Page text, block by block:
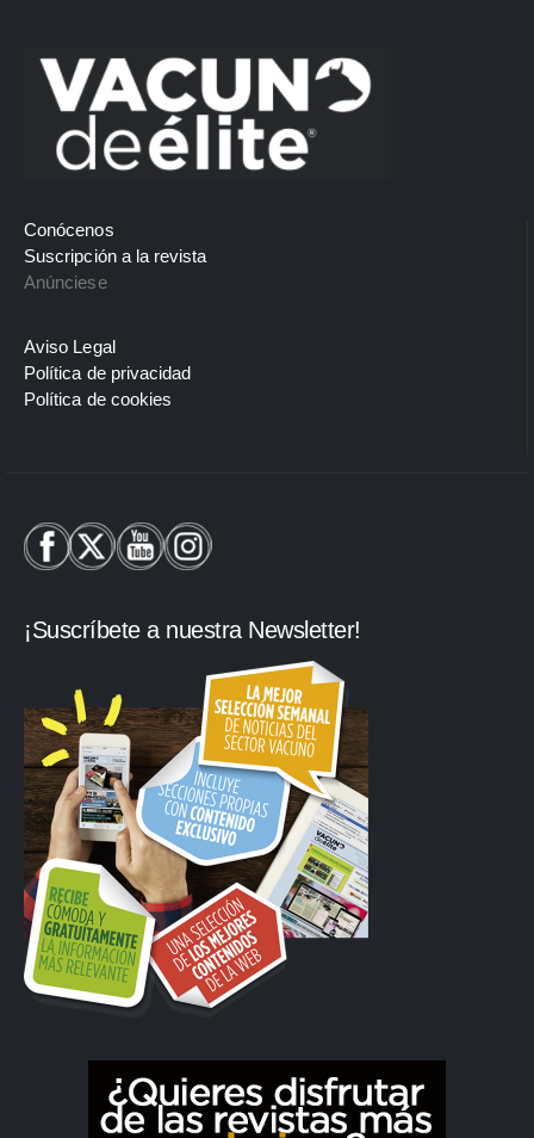
Conócenos
Suscripción a la revista
Anúnciese
Aviso Legal
Política de privacidad
Política de cookies
¡Suscríbete a nuestra Newsletter!